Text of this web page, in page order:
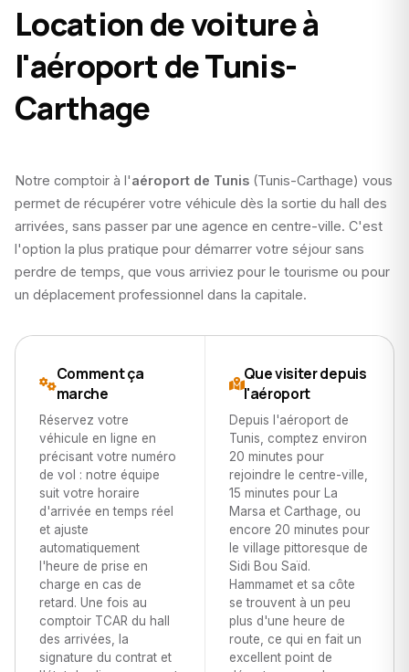
Location de voiture à
l'aéroport de Tunis-
Carthage
Notre comptoir à l'aéroport de Tunis (Tunis-Carthage) vous
permet de récupérer votre véhicule dès la sortie du hall des
arrivées, sans passer par une agence en centre-ville. C'est
l'option la plus pratique pour démarrer votre séjour sans
perdre de temps, que vous arriviez pour le tourisme ou pour
un déplacement professionnel dans la capitale.
Comment ça
marche
Réservez votre
véhicule en ligne en
précisant votre numéro
de vol : notre équipe
suit votre horaire
d'arrivée en temps réel
et ajuste
automatiquement
l'heure de prise en
charge en cas de
retard. Une fois au
comptoir TCAR du hall
des arrivées, la
signature du contrat et
Que visiter depuis
l'aéroport
Depuis l'aéroport de
Tunis, comptez environ
20 minutes pour
rejoindre le centre-ville,
15 minutes pour La
Marsa et Carthage, ou
encore 20 minutes pour
le village pittoresque de
Sidi Bou Saïd.
Hammamet et sa côte
se trouvent à un peu
plus d'une heure de
route, ce qui en fait un
excellent point de